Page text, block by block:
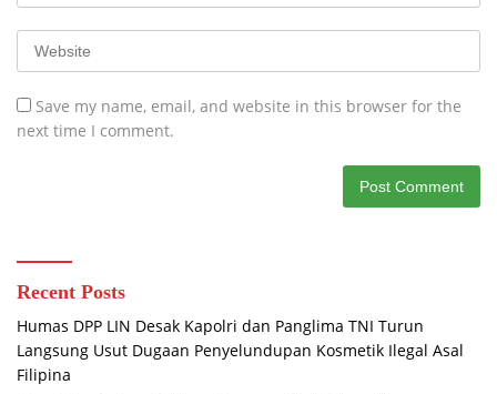
Save my name, email, and website in this browser for the
next time I comment.
Recent Posts
Humas DPP LIN Desak Kapolri dan Panglima TNI Turun
Langsung Usut Dugaan Penyelundupan Kosmetik Ilegal Asal
Filipina